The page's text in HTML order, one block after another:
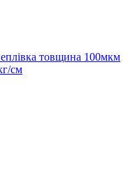
товщина 100мкм
см